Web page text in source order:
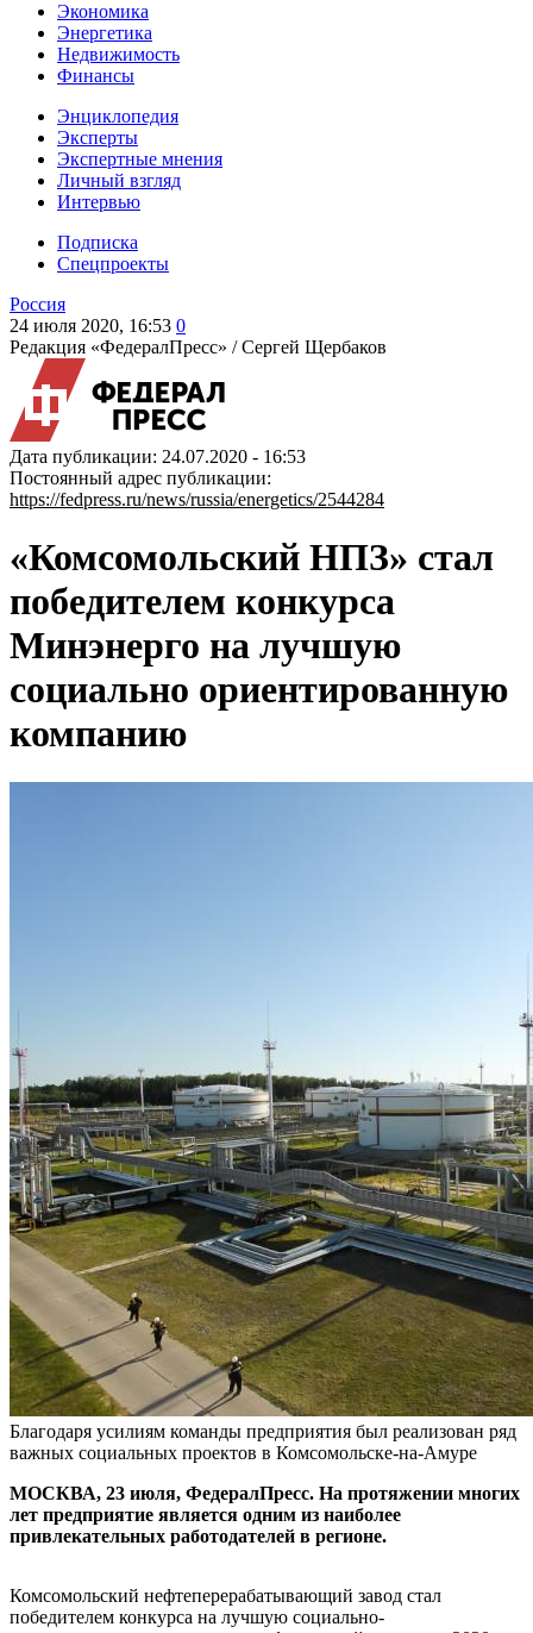
Экономика
Энергетика
Недвижимость
Финансы
Энциклопедия
Эксперты
Экспертные мнения
Личный взгляд
Интервью
Подписка
Спецпроекты
Россия
24 июля 2020, 16:53 0
Редакция «ФедералПресс» /Сергей Щербаков
Дата публикации: 24.07.2020 - 16:53
Постоянный адрес публикации:
https://fedpress.ru/news/russia/energetics/2544284
«Комсомольский НПЗ» стал
победителем конкурса
Минэнерго на лучшую
социально ориентированную
компанию
Благодаря усилиям команды предприятия был реализован ряд
важных социальных проектов в Комсомольске-на-Амуре
МОСКВА, 23 июля, ФедералПресс. На протяжении многих
лет предприятие является одним из наиболее
привлекательных работодателей в регионе.
Комсомольский нефтеперерабатывающий завод стал
победителем конкурса на лучшую социально-